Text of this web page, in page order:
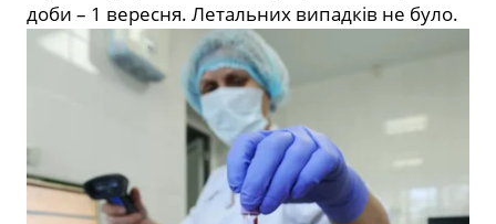
доби – 1 вересня. Летальних випадків не було.